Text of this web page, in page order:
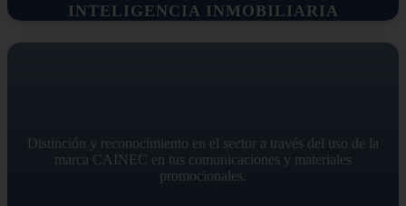
INTELIGENCIA INMOBILIARIA
Distinción y reconocimiento en el sector a través del uso de la
marca CAINEC en tus comunicaciones y materiales
promocionales.